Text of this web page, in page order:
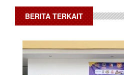
BERITA TERKAIT